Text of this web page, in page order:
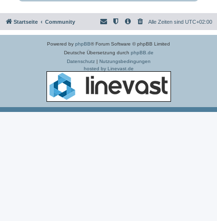
Startseite Community Alle Zeiten sind UTC+02:00
Powered by phpBB® Forum Software © phpBB Limited
Deutsche Übersetzung durch phpBB.de
Datenschutz| Nutzungsbedingungen
hosted by Linevast.de